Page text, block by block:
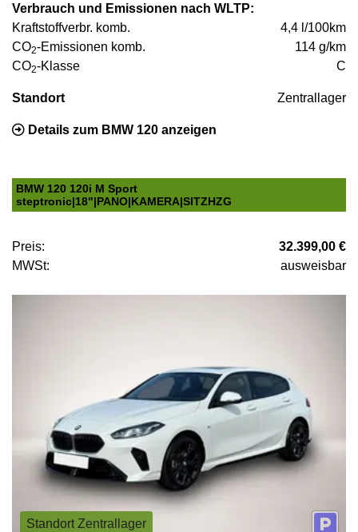
Verbrauch und Emissionen nach WLTP:
Kraftstoffverbr. komb.
4,4 l/100km
CO2-Emissionen komb.
114 g/km
CO2-Klasse C
Standort Zentrallager
Details zum BMW 120 anzeigen
BMW 120 120i M Sport
steptronic|18"|PANO|KAMERA|SITZHZG
Preis:
32.399,00 €
MWSt:
ausweisbar
Standort Zentrallager